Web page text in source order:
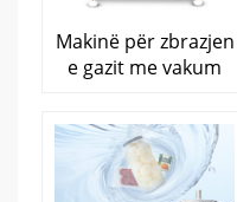
Makinë për zbrazjen
e gazit me vakum